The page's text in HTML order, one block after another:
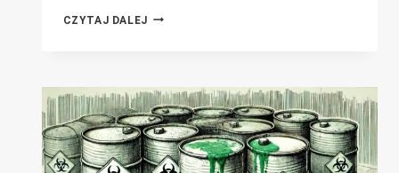
CZYTAJ DALEJJAKI
W
FIRMIE?